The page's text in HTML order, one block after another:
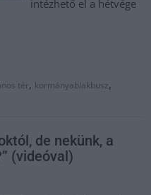
intézhető el a hétvége
tér, kormányablakbusz,
de nekünk, a
(videóval)